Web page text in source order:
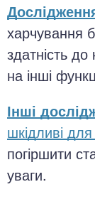
харчування
здатність до
на інші
Інші
шкідливі
погіршити
уваги.